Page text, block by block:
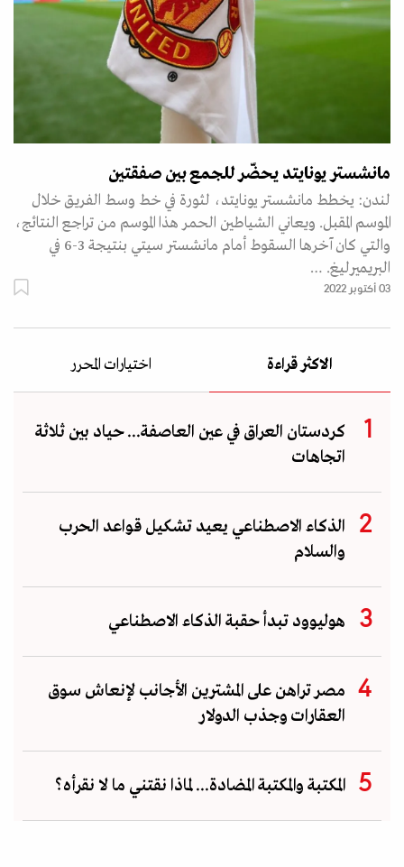
مانشستر يونايتد يحضّر للجمع بين صفقتين
لندن: يخطط مانشستر يونايتد، لثورة في خط وسط الفريق خلال
الموسم المقبل. ويعاني الشياطين الحمر هذا الموسم من تراجع النتائج،
والتي كان آخرها السقوط أمام مانشستر سيتي بنتيجة 3-6 في
البريميرليغ. …
03 أكتوبر 2022
الاكثر قراءة اختيارات المحرر
كردستان العراق في عين العاصفة... حياد بين ثلاثة
اتجاهات
الذكاء الاصطناعي يعيد تشكيل قواعد الحرب
والسلام
هوليوود تبدأ حقبة الذكاء الاصطناعي
مصر تراهن على المشترين الأجانب لإنعاش سوق
العقارات وجذب الدولار
المكتبة والمكتبة المضادة... لماذا نقتني ما لا نقرأه؟